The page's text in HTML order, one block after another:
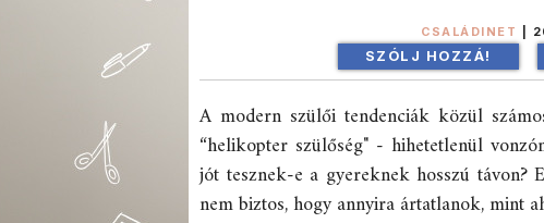
CSALÁDINET
SZÓLJ HOZZÁ!
A modern szülői tendenciák közül
“helikopter szülőség" - hihetetlenül
jót tesznek-e a gyereknek hosszú
nem biztos, hogy annyira ártatlanok, mint